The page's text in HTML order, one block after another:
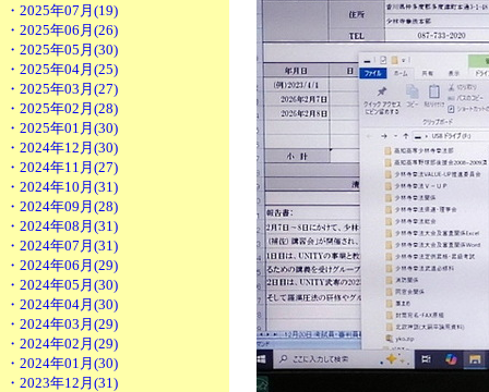
・2025年07月(19)
・2025年06月(26)
・2025年05月(30)
・2025年04月(25)
・2025年03月(27)
・2025年02月(28)
・2025年01月(30)
・2024年12月(30)
・2024年11月(27)
・2024年10月(31)
・2024年09月(28)
・2024年08月(31)
・2024年07月(31)
・2024年06月(29)
・2024年05月(30)
・2024年04月(30)
・2024年03月(29)
・2024年02月(29)
・2024年01月(30)
・2023年12月(31)